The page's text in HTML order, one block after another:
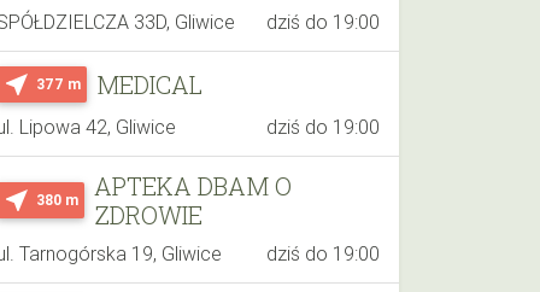
33D, Gliwice dziś do 19:00
near_me 377 m MEDICAL
Lipowa 42, Gliwice dziś do 19:00
near_me 380 m
APTEKA DBAM O
ZDROWIE
Tarnogórska 19, Gliwice dziś do 19:00